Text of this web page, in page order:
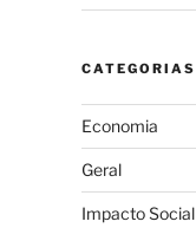
CATEGORIAS
Economia
Geral
Impacto Social